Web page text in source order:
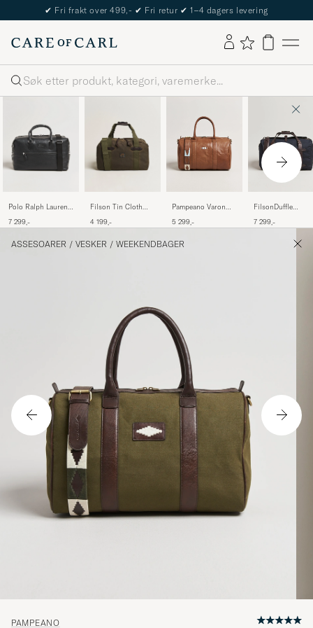
✔ Fri frakt over 499,- ✔ Fri retur ✔ 1–4 dagers levering
Søk
Polo Ralph Lauren
Duffle Bag Svart
7 299,-
Filson Tin Cloth
Green
4 199,-
Pampeano Varon
Weekend Bag Tan
5 299,-
FilsonDuffle
7 299,-
ASSESOARER / VESKER / WEEKENDBAGER
PAMPEANO